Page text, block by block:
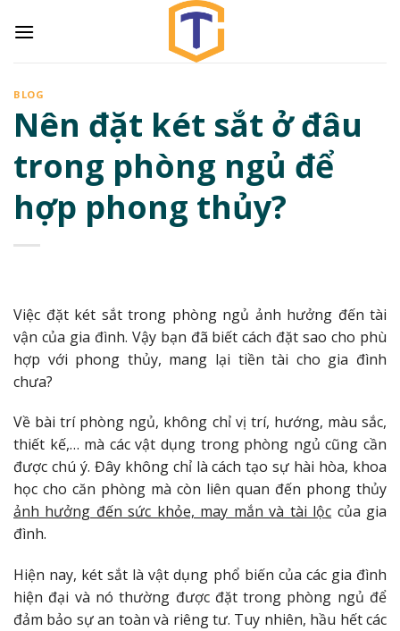
BLOG
Nên đặt két sắt ở đâu
trong phòng ngủ để
hợp phong thủy?
Việc đặt két sắt trong phòng ngủ ảnh hưởng đến tài
vận của gia đình. Vậy bạn đã biết cách đặt sao cho phù
hợp với phong thủy, mang lại tiền tài cho gia đình
chưa?
Về bài trí phòng ngủ, không chỉ vị trí, hướng, màu sắc,
thiết kế,… mà các vật dụng trong phòng ngủ cũng cần
được chú ý. Đây không chỉ là cách tạo sự hài hòa, khoa
học cho căn phòng mà còn liên quan đến phong thủy
ảnh hưởng đến sức khỏe, may mắn và tài lộc của gia
đình.
Hiện nay, két sắt là vật dụng phổ biến của các gia đình
hiện đại và nó thường được đặt trong phòng ngủ để
đảm bảo sự an toàn và riêng tư. Tuy nhiên, hầu hết các